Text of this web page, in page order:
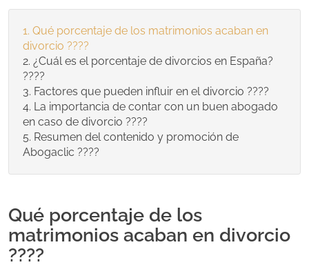
Qué porcentaje de los matrimonios acaban en
divorcio ????
¿Cuál es el porcentaje de divorcios en España?
????
Factores que pueden influir en el divorcio ????
La importancia de contar con un buen abogado
en caso de divorcio ????
Resumen del contenido y promoción de
Abogaclic ????
Qué porcentaje de los
matrimonios acaban en divorcio
????